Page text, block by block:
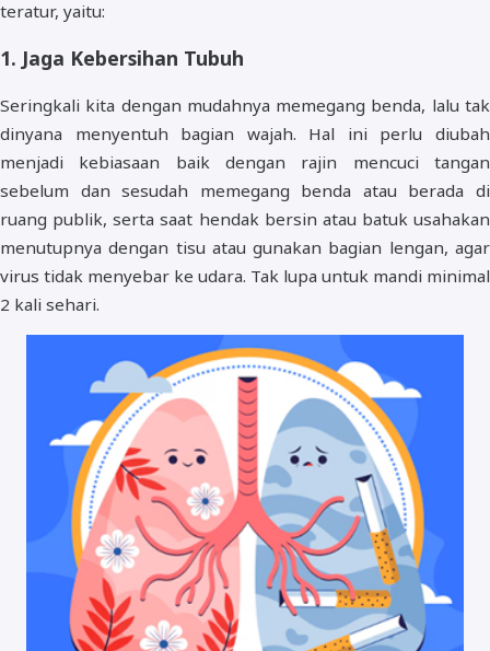
teratur, yaitu:
1. Jaga Kebersihan Tubuh
Seringkali kita dengan mudahnya memegang benda, lalu tak
dinyana menyentuh bagian wajah. Hal ini perlu diubah
menjadi kebiasaan baik dengan rajin mencuci tangan
sebelum dan sesudah memegang benda atau berada di
ruang publik, serta saat hendak bersin atau batuk usahakan
menutupnya dengan tisu atau gunakan bagian lengan, agar
virus tidak menyebar ke udara. Tak lupa untuk mandi minimal
2 kali sehari.